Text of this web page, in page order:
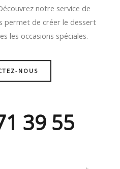
notre service de
permet de créer le dessert
les occasions spéciales.
NOUS
39 55